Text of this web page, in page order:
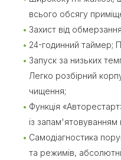
всього обсягу
Захист від
24-годинний таймер;
Запуск за низьких
Легко розбірний
чищення;
Функція
із запам'ятовуванням
Самодіагностика
та режимів,